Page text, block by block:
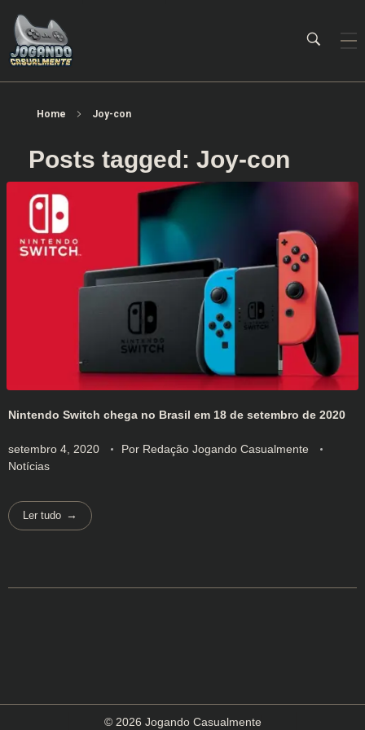
Home Joy-con
Posts tagged: Joy-con
Nintendo Switch chega no Brasil em 18 de setembro de 2020
setembro 4, 2020 Por Redação Jogando Casualmente
Notícias
Ler tudo
© 2026 Jogando Casualmente